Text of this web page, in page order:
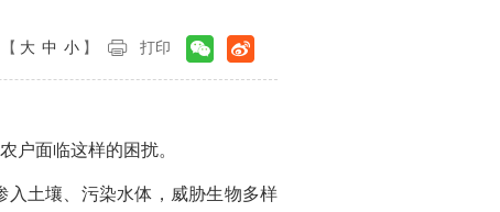
大 中 小 】 打印
户面临这样的困扰。
入土壤、污染水体，威胁生物多样